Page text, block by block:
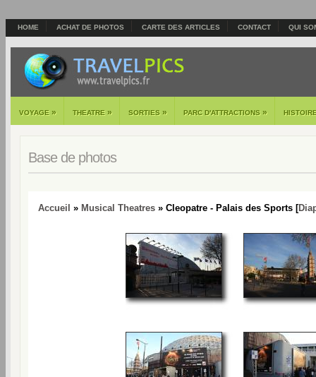
HOME ACHAT DE PHOTOS CARTE DES ARTICLES CONTACT QUI
VOYAGE » THEATRE » SORTIES » PARC D'ATTRACTIONS »
Base de photos
Accueil » Musical Theatres » Cleopatre - Palais des Sports [